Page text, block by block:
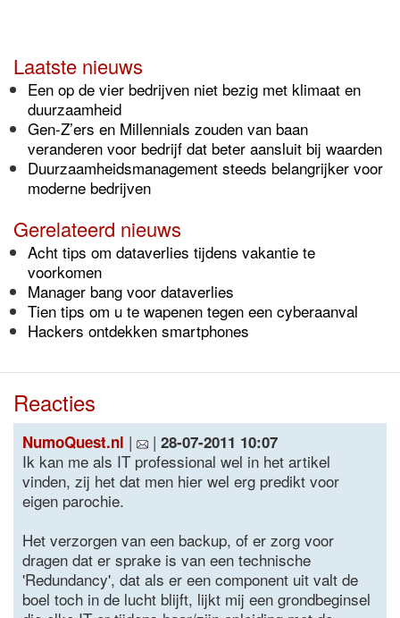
Laatste nieuws
Een op de vier bedrijven niet bezig met klimaat en
duurzaamheid
Gen-Z’ers en Millennials zouden van baan
veranderen voor bedrijf dat beter aansluit bij waarden
Duurzaamheidsmanagement steeds belangrijker voor
moderne bedrijven
Gerelateerd nieuws
Acht tips om dataverlies tijdens vakantie te
voorkomen
Manager bang voor dataverlies
Tien tips om u te wapenen tegen een cyberaanval
Hackers ontdekken smartphones
Reacties
NumoQuest.nl | | 28-07-2011 10:07
Ik kan me als IT professional wel in het artikel
vinden, zij het dat men hier wel erg predikt voor
eigen parochie.
Het verzorgen van een backup, of er zorg voor
dragen dat er sprake is van een technische
'Redundancy', dat als er een component uit valt de
boel toch in de lucht blijft, lijkt mij een grondbeginsel